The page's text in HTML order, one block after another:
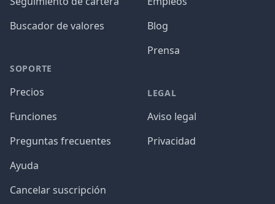
Buscador de valores
SOPORTE
Precios
Funciones
Preguntas frecuentes
Ayuda
Cancelar suscripción
Blog
Prensa
LEGAL
Aviso legal
Privacidad